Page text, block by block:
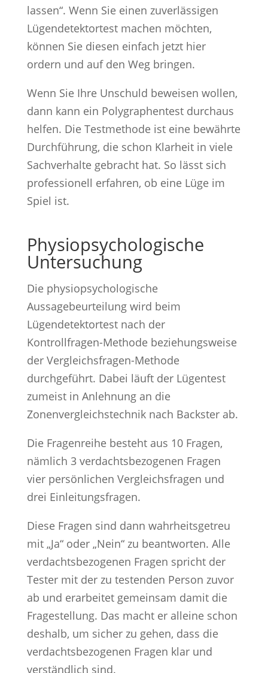
lassen“. Wenn Sie einen zuverlässigen
Lügendetektortest machen möchten,
können Sie diesen einfach jetzt hier
ordern und auf den Weg bringen.
Wenn Sie Ihre Unschuld beweisen wollen,
dann kann ein Polygraphentest durchaus
helfen. Die Testmethode ist eine bewährte
Durchführung, die schon Klarheit in viele
Sachverhalte gebracht hat. So lässt sich
professionell erfahren, ob eine Lüge im
Spiel ist.
Physiopsychologische
Untersuchung
Die physiopsychologische
Aussagebeurteilung wird beim
Lügendetektortest nach der
Kontrollfragen-Methode beziehungsweise
der Vergleichsfragen-Methode
durchgeführt. Dabei läuft der Lügentest
zumeist in Anlehnung an die
Zonenvergleichstechnik nach Backster ab.
Die Fragenreihe besteht aus 10 Fragen,
nämlich 3 verdachtsbezogenen Fragen
vier persönlichen Vergleichsfragen und
drei Einleitungsfragen.
Diese Fragen sind dann wahrheitsgetreu
mit „Ja“ oder „Nein“ zu beantworten. Alle
verdachtsbezogenen Fragen spricht der
Tester mit der zu testenden Person zuvor
ab und erarbeitet gemeinsam damit die
Fragestellung. Das macht er alleine schon
deshalb, um sicher zu gehen, dass die
verdachtsbezogenen Fragen klar und
verständlich sind.